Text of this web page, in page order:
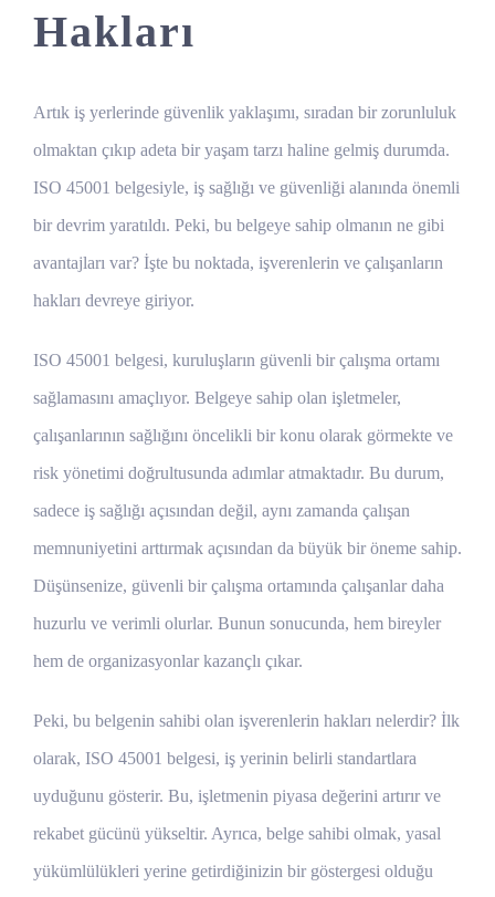
Hakları
Artık iş yerlerinde güvenlik yaklaşımı, sıradan bir zorunluluk
olmaktan çıkıp adeta bir yaşam tarzı haline gelmiş durumda.
ISO 45001 belgesiyle, iş sağlığı ve güvenliği alanında önemli
bir devrim yaratıldı. Peki, bu belgeye sahip olmanın ne gibi
avantajları var? İşte bu noktada, işverenlerin ve çalışanların
hakları devreye giriyor.
ISO 45001 belgesi, kuruluşların güvenli bir çalışma ortamı
sağlamasını amaçlıyor. Belgeye sahip olan işletmeler,
çalışanlarının sağlığını öncelikli bir konu olarak görmekte ve
risk yönetimi doğrultusunda adımlar atmaktadır. Bu durum,
sadece iş sağlığı açısından değil, aynı zamanda çalışan
memnuniyetini arttırmak açısından da büyük bir öneme sahip.
Düşünsenize, güvenli bir çalışma ortamında çalışanlar daha
huzurlu ve verimli olurlar. Bunun sonucunda, hem bireyler
hem de organizasyonlar kazançlı çıkar.
Peki, bu belgenin sahibi olan işverenlerin hakları nelerdir? İlk
olarak, ISO 45001 belgesi, iş yerinin belirli standartlara
uyduğunu gösterir. Bu, işletmenin piyasa değerini artırır ve
rekabet gücünü yükseltir. Ayrıca, belge sahibi olmak, yasal
yükümlülükleri yerine getirdiğinizin bir göstergesi olduğu